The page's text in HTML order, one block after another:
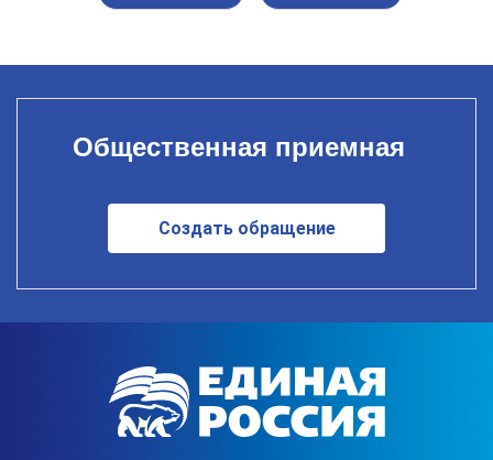
Общественная приемная
Создать обращение